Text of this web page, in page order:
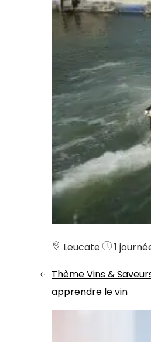
Leucate
1
ThèmeVins &
apprendre le vin